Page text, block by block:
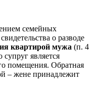
семейных
о разводе
квартирой мужа (п. 4
является
помещения. Обратная
– жене принадлежит